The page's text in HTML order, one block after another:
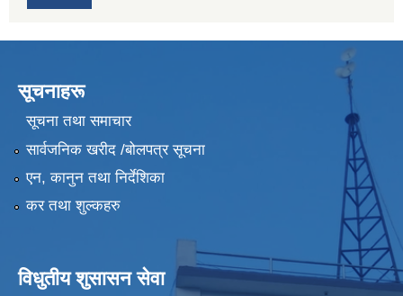
सूचनाहरू
सूचना तथा समाचार
सार्वजनिक खरीद /बोलपत्र सूचना
एन, कानुन तथा निर्देशिका
कर तथा शुल्कहरु
विधुतीय शुसासन सेवा